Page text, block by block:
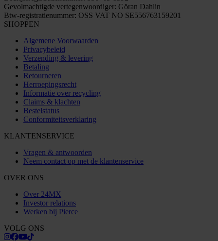
Gevolmachtigde vertegenwoordiger: Göran Dahlin
Btw-registratienummer: OSS VAT NO SE556763159201
SHOPPEN
Algemene Voorwaarden
Privacybeleid
Verzending & levering
Betaling
Retourneren
Herroepingsrecht
Informatie over recycling
Claims & klachten
Bestelstatus
Conformiteitsverklaring
KLANTENSERVICE
Vragen & antwoorden
Neem contact op met de klantenservice
OVER ONS
Over 24MX
Investor relations
Werken bij Pierce
VOLG ONS